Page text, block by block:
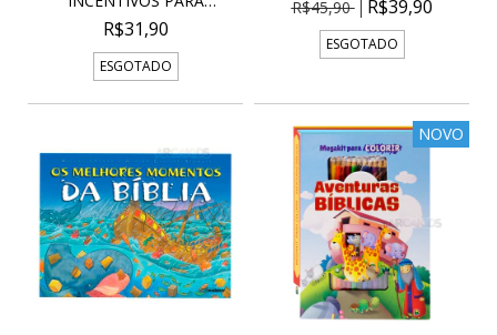
EDUCAD...
R$31,90
ESGOTADO
R$45,90
R$39,90
ESGOTADO
NOVO